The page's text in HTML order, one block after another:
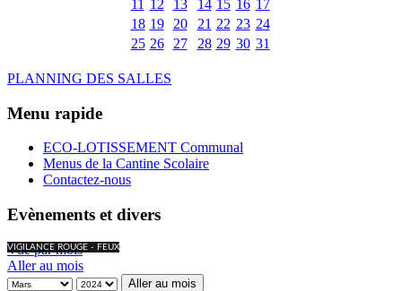
11 12 13 14 15 16 17
18 19 20 21 22 23 24
25 26 27 28 29 30 31
PLANNING DES SALLES
Menu rapide
ECO-LOTISSEMENT Communal
Menus de la Cantine Scolaire
Contactez-nous
Evènements et divers
VIGILANCE ROUGE - FEUX
Vue par mois
Aller au mois
Aller au mois